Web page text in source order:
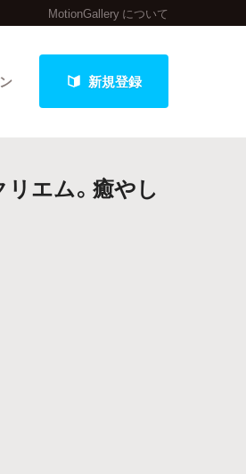
MotionGallery について
新規登録
エム。癒やし